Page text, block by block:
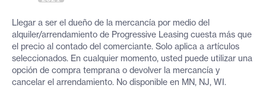
Llegar a ser el dueño de la mercancía por medio del
alquiler/arrendamiento de Progressive Leasing cuesta más que
el precio al contado del comerciante. Solo aplica a artículos
seleccionados. En cualquier momento, usted puede utilizar una
opción de compra temprana o devolver la mercancía y
cancelar el arrendamiento. No disponible en MN, NJ, WI.